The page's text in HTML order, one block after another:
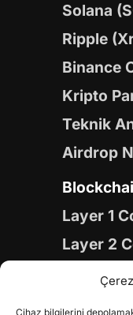
Cihaz bilgilerini
Solana
Ripple
Binance
Kripto
Teknik
Airdrop
Layer 1
Layer 2
Yapay